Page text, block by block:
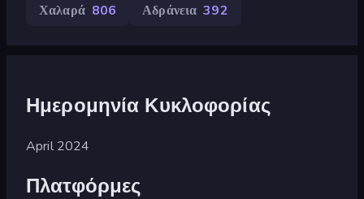
Χαλαρά 806 Αδράνεια 392
Ημερομηνία Κυκλοφορίας
April 2024
Πλατφόρμες